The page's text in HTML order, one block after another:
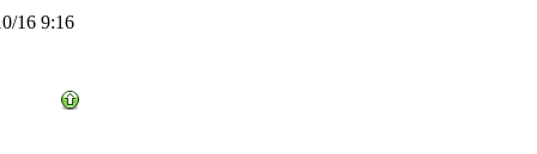
16 9:16